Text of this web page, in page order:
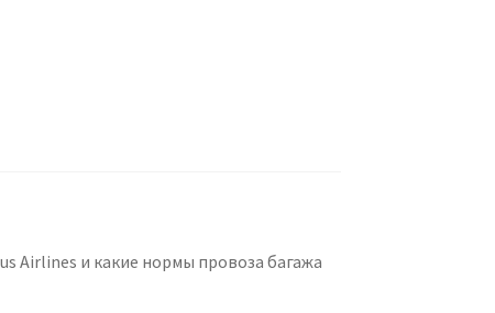
Airlines и какие нормы провоза багажа